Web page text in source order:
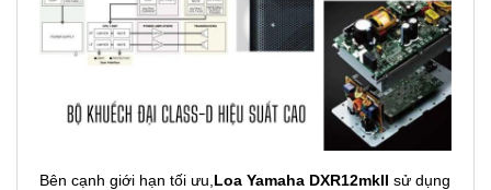
Bên cạnh giới hạn tối ưu, Loa Yamaha DXR12mkII sử dụng